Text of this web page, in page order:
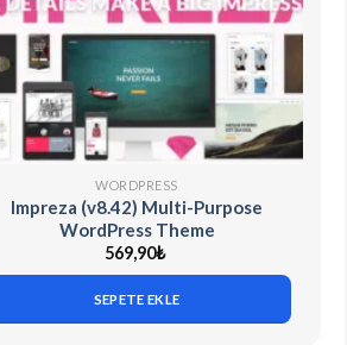
WORDPRESS
Impreza (v8.42) Multi-Purpose
WordPress Theme
569,90₺
SEPETE EKLE